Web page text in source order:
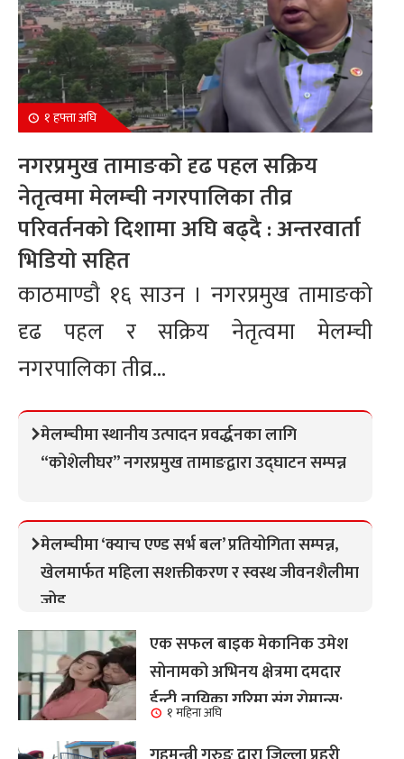
१ हफ्ता अघि
नगरप्रमुख तामाङको दृढ पहल सक्रिय
नेतृत्वमा मेलम्ची नगरपालिका तीव्र
परिवर्तनको दिशामा अघि बढ्दै : अन्तरवार्ता
भिडियो सहित
काठमाण्डौ १६ साउन । नगरप्रमुख तामाङको
दृढ पहल र सक्रिय नेतृत्वमा मेलम्ची
नगरपालिका तीव्र...
मेलम्चीमा स्थानीय उत्पादन प्रवर्द्धनका लागि
“कोशेलीघर” नगरप्रमुख तामाङद्वारा उद्घाटन सम्पन्न
मेलम्चीमा ‘क्याच एण्ड सर्भ बल’ प्रतियोगिता सम्पन्न,
खेलमार्फत महिला सशक्तीकरण र स्वस्थ जीवनशैलीमा
जोड
एक सफल बाइक मेकानिक उमेश
सोनामको अभिनय क्षेत्रमा दमदार
ईन्ट्री,नायिका गरिमा संग रोमान्स:
हेर्नुहोस भिडियो ।
१ महिना अघि